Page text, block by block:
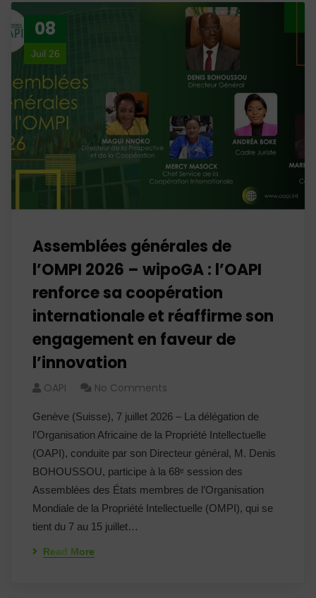
08
Juil 26
Assemblées générales de
l’OMPI 2026 – wipoGA : l’OAPI
renforce sa coopération
internationale et réaffirme son
engagement en faveur de
l’innovation
OAPI No Comments
Genève (Suisse), 7 juillet 2026 – La délégation de
l’Organisation Africaine de la Propriété Intellectuelle
(OAPI), conduite par son Directeur général, M. Denis
BOHOUSSOU, participe à la 68ᵉ session des
Assemblées des États membres de l’Organisation
Mondiale de la Propriété Intellectuelle (OMPI), qui se
tient du 7 au 15 juillet…
Read More